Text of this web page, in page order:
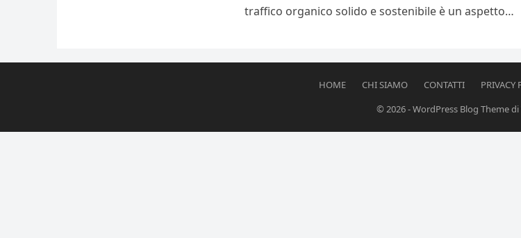
traffico organico solido e sostenibile è un aspetto…
HOME CHI SIAMO CONTATTI PRIVACY
© 2026-WordPress Blog Themedi